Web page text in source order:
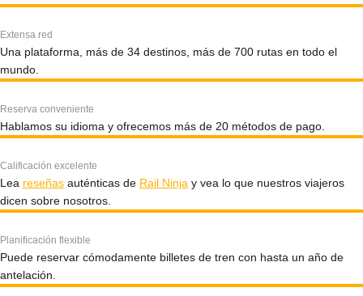
Extensa red
Una plataforma, más de 34 destinos, más de 700 rutas en todo el
mundo.
Reserva conveniente
Hablamos su idioma y ofrecemos más de 20 métodos de pago.
Calificación excelente
Lea reseñas auténticas de Rail Ninja y vea lo que nuestros viajeros
dicen sobre nosotros.
Planificación flexible
Puede reservar cómodamente billetes de tren con hasta un año de
antelación.